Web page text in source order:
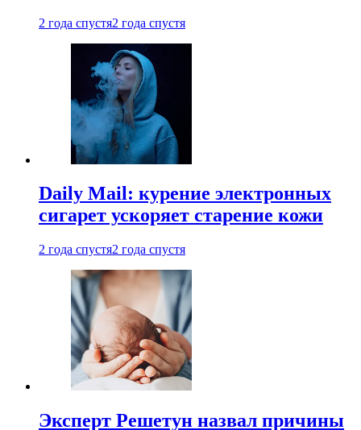
2 года спустя2 года спустя
Daily Mail: курение электронных
сигарет ускоряет старение кожи
2 года спустя2 года спустя
Эксперт Решетун назвал причины